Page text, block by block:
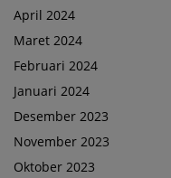
April 2024
Maret 2024
Februari 2024
Januari 2024
Desember 2023
November 2023
Oktober 2023